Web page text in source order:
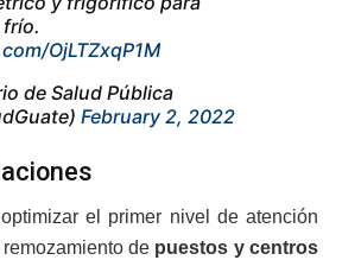
frío.
OjLTZxqP1M
de Salud Pública
February 2, 2022
el primer nivel de atención
de puestos y centros